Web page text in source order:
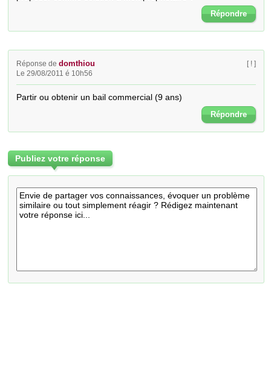
Répondre
Réponse dedomthiou
Le 29/08/2011 é 10h56
[ ! ]
Partir ou obtenir un bail commercial (9 ans)
Répondre
Publiez votre réponse